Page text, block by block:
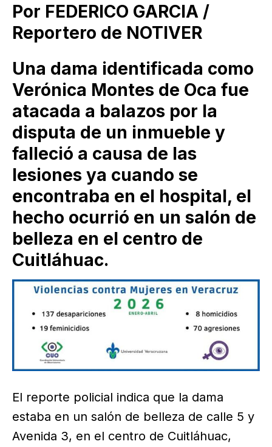
Por FEDERICO GARCIA /
Reportero de NOTIVER
Una dama identificada como
Verónica Montes de Oca fue
atacada a balazos por la
disputa de un inmueble y
falleció a causa de las
lesiones ya cuando se
encontraba en el hospital, el
hecho ocurrió en un salón de
belleza en el centro de
Cuitláhuac.
El reporte policial indica que la dama
estaba en un salón de belleza de calle 5 y
Avenida 3, en el centro de Cuitláhuac,